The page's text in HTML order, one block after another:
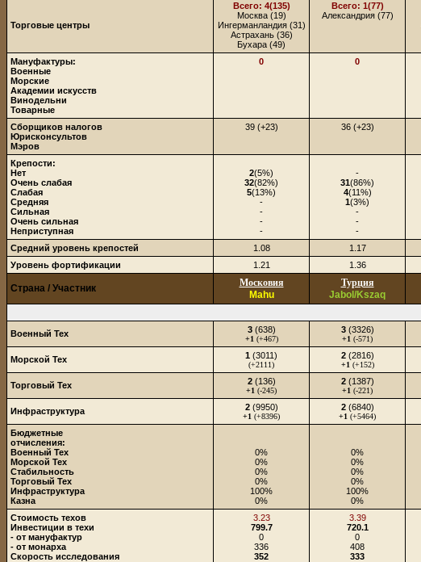
Торговые центры
Всего: 4(135)
Москва (19)
Ингерманландия (31)
Астрахань (36)
Бухара (49)
Всего: 1(77)
Александрия (77)
Мануфактуры:
Военные
Морские
Академии искусств
Винодельни
Товарные
0 0
Сборщиков налогов
Юрисконсультов
Мэров
39 (+23) 36 (+23)
Крепости:
Нет
Очень слабая
Слабая
Средняя
Сильная
Очень сильная
Неприступная
2(5%)
32(82%)
5(13%)
-
-
-
-
-
31(86%)
4(11%)
1(3%)
-
-
-
Средний уровень крепостей
1.08 1.17
Уровень фортификации
1.21 1.36
Страна / Участник
Московия
Mahu
Турция
Jabol/Kszaq
Военный Тех 3(638)
+1 (+467)
3(3326)
+1 (-571)
Морской Тех 1 (3011)
(+2111)
2(2816)
+1 (+152)
Торговый Тех 2(136)
+1 (-245)
2(1387)
+1 (-221)
Инфраструктура 2(9950)
+1 (+8396)
2(6840)
+1 (+5464)
Бюджетные
отчисления:
Военный Тех
Морской Тех
Стабильность
Торговый Тех
Инфраструктура
Казна
0%
0%
0%
0%
100%
0%
0%
0%
0%
0%
100%
0%
Стоимость техов
Инвестиции в техи
- от мануфактур
- от монарха
Скорость исследования
3.23
799.7
0
336
352
3.39
720.1
0
408
333